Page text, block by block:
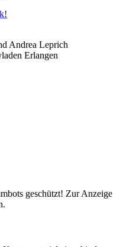
Andrea Leprich
Erlangen
geschützt! Zur Anzeige